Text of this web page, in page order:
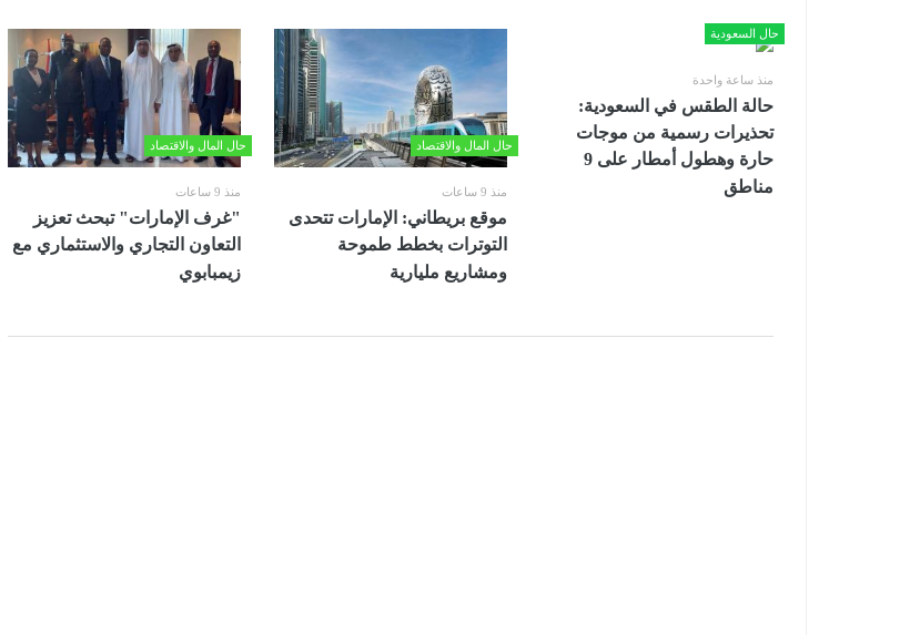
حال السعودية
منذ ساعة واحدة
حالة الطقس في السعودية:
تحذيرات رسمية من موجات
حارة وهطول أمطار على 9
مناطق
حال المال والاقتصاد
منذ 9 ساعات
موقع بريطاني: الإمارات تتحدى
التوترات بخطط طموحة
ومشاريع مليارية
حال المال والاقتصاد
منذ 9 ساعات
"غرف الإمارات" تبحث تعزيز
التعاون التجاري والاستثماري مع
زيمبابوي